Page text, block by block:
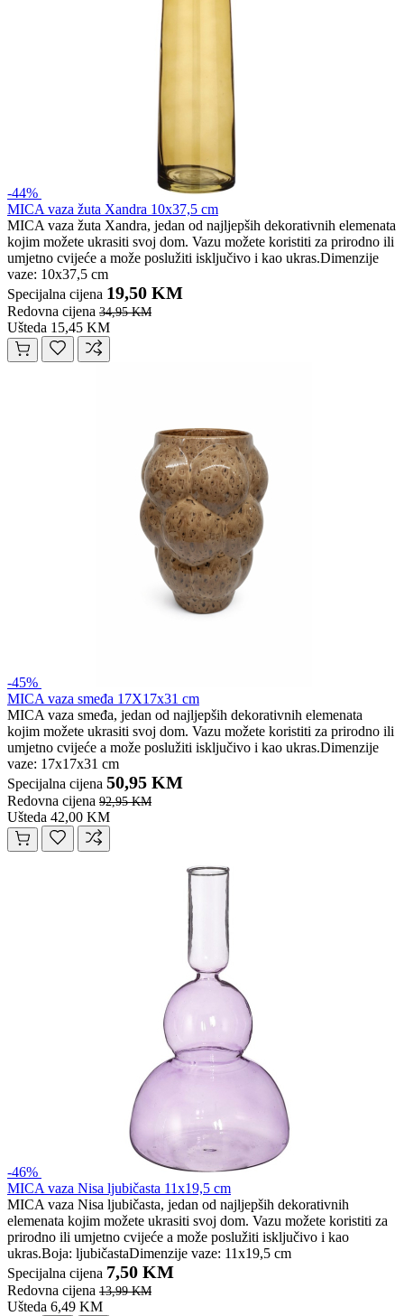
-44%
MICA vaza žuta Xandra 10x37,5 cm
MICA vaza žuta Xandra, jedan od najljepših dekorativnih elemenata
kojim možete ukrasiti svoj dom. Vazu možete koristiti za prirodno ili
umjetno cvijeće a može poslužiti isključivo i kao ukras.Dimenzije
vaze: 10x37,5 cm
Specijalna cijena 19,50 KM
Redovna cijena 34,95 KM
Ušteda 15,45 KM
-45%
MICA vaza smeđa 17X17x31 cm
MICA vaza smeđa, jedan od najljepših dekorativnih elemenata
kojim možete ukrasiti svoj dom. Vazu možete koristiti za prirodno ili
umjetno cvijeće a može poslužiti isključivo i kao ukras.Dimenzije
vaze: 17x17x31 cm
Specijalna cijena 50,95 KM
Redovna cijena 92,95 KM
Ušteda 42,00 KM
-46%
MICA vaza Nisa ljubičasta 11x19,5 cm
MICA vaza Nisa ljubičasta, jedan od najljepših dekorativnih
elemenata kojim možete ukrasiti svoj dom. Vazu možete koristiti za
prirodno ili umjetno cvijeće a može poslužiti isključivo i kao
ukras.Boja: ljubičastaDimenzije vaze: 11x19,5 cm
Specijalna cijena 7,50 KM
Redovna cijena 13,99 KM
Ušteda 6,49 KM